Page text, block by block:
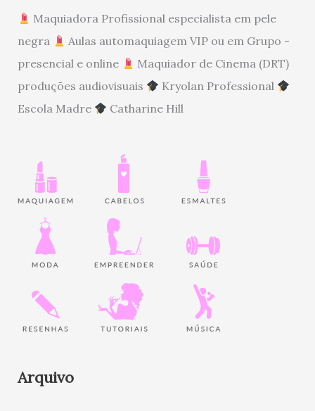
Maquiadora Profissional especialista em pele
negra
Aulas automaquiagem VIP ou em Grupo -
presencial e online
Maquiador de Cinema (DRT)
produções audiovisuais
Kryolan Professional
Escola Madre
Catharine Hill
Arquivo